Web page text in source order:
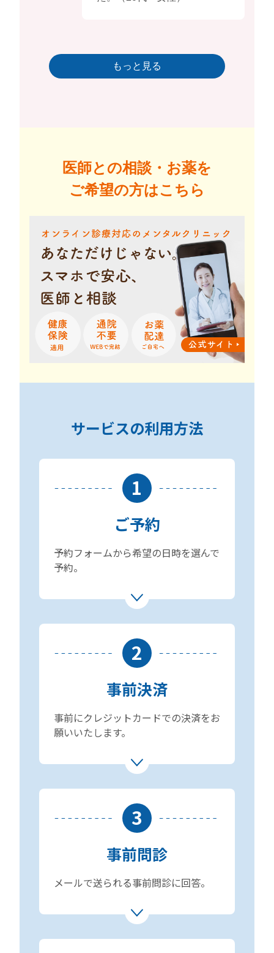
もっと見る
医師との相談・お薬を
ご希望の方はこちら
サービスの利用方法
1
ご予約
予約フォームから希望の日時を選んで
予約。
2
事前決済
事前にクレジットカードでの決済をお
願いいたします。
3
事前問診
メールで送られる事前問診に回答。